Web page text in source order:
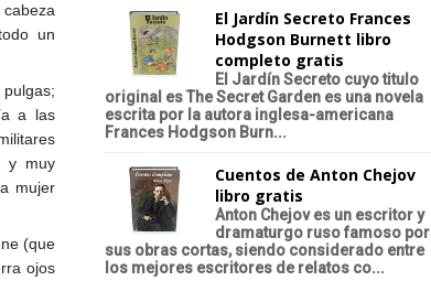
un
a las
y muy
mujer
(que
ojos
El Jardín Secreto Frances
Hodgson Burnett libro
completo gratis
El Jardín Secreto cuyo titulo
original es The Secret Garden es una novela
escrita por la autora inglesa-americana
Frances Hodgson Burn...
Cuentos de Anton Chejov
libro gratis
Anton Chejov es un escritor y
dramaturgo ruso famoso por
sus obras cortas, siendo considerado entre
los mejores escritores de relatos co...